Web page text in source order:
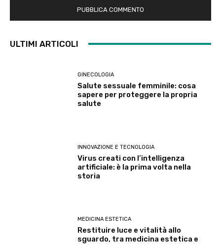
ULTIMI ARTICOLI
GINECOLOGIA
Salute sessuale femminile: cosa
sapere per proteggere la propria
salute
INNOVAZIONE E TECNOLOGIA
Virus creati con l’intelligenza
artificiale: è la prima volta nella
storia
MEDICINA ESTETICA
Restituire luce e vitalità allo
sguardo, tra medicina estetica e